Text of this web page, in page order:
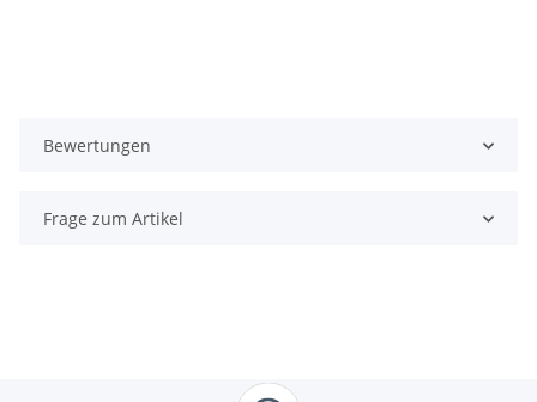
Bewertungen
Frage zum Artikel